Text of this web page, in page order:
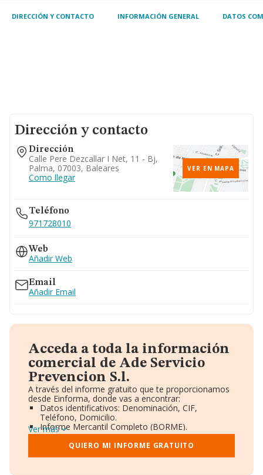
DIRECCIÓN Y CONTACTO INFORMACIÓN GENERAL DATOS
Dirección y contacto
Dirección
Calle Pere Dezcallar I Net, 11 - Bj,
Palma, 07003, Baleares
Como llegar
VER EN MAPA
Teléfono
971728010
Web
Añadir Web
Email
Añadir Email
Acceda a toda la información
comercial de Ade Servicio
Prevencion S.l.
A través del informe gratuito que te proporcionamos
desde Einforma, donde vas a encontrar:
Datos identificativos: Denominación, CIF,
Teléfono, Domicilio.
Informe Mercantil Completo (BORME).
Gráficos de Evolución Ventas y Empleados.
Consejo de Administración y Administradores.
Directivos y Ejecutivos.
Ver más
QUIERO MI INFORME GRATUITO